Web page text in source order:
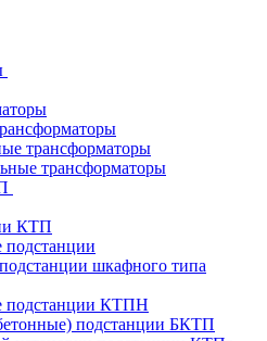
трансформаторы
трансформаторы
КТП
подстанции
шкафного типа
подстанции КТПН
подстанции БКТП